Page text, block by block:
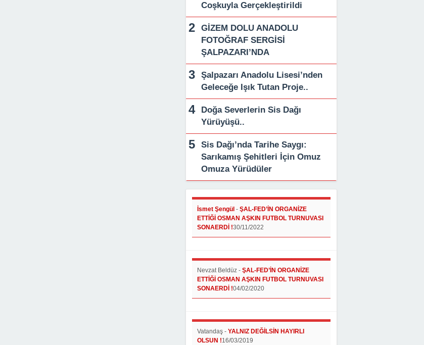
Coşkuyla Gerçekleştirildi
GİZEM DOLU ANADOLU
FOTOĞRAF SERGİSİ
ŞALPAZARI’NDA
Şalpazarı Anadolu Lisesi’nden
Geleceğe Işık Tutan Proje..
Doğa Severlerin Sis Dağı
Yürüyüşü..
Sis Dağı’nda Tarihe Saygı:
Sarıkamış Şehitleri İçin Omuz
Omuza Yürüdüler
İsmet Şengül - ŞAL-FED’İN ORGANİZE
ETTİĞİ OSMAN AŞKIN FUTBOL TURNUVASI
SONAERDİ !30/11/2022
Nevzat Beldüz - ŞAL-FED’İN ORGANİZE
ETTİĞİ OSMAN AŞKIN FUTBOL TURNUVASI
SONAERDİ !04/02/2020
Vatandaş - YALNIZ DEĞİLSİN HAYIRLI
OLSUN !16/03/2019